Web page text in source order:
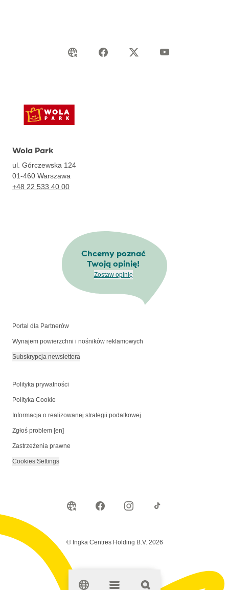
Wola Park
ul. Górczewska 124
01-460 Warszawa
+48 22 533 40 00
Chcemy poznać
Twoją opinię!
Zostaw opinię
Portal dla Partnerów
Wynajem powierzchni i nośników reklamowych
Subskrypcja newslettera
Polityka prywatności
Polityka Cookie
Informacja o realizowanej strategii podatkowej
Zgłoś problem [en]
Zastrzeżenia prawne
Cookies Settings
© Ingka Centres Holding B.V. 2026